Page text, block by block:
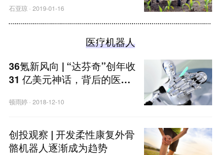
石亚琼·2019-01-16
医疗机器人
36氪新风向 | “达芬奇”创年收
31 亿美元神话，背后的医疗
顿雨婷·2018-12-10
创投观察 | 开发柔性康复外骨
骼机器人逐渐成为趋势